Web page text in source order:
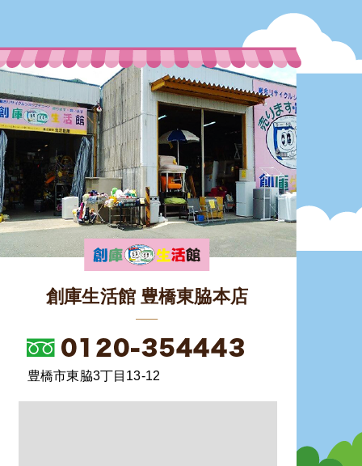
創庫生活館 豊橋東脇本店
豊橋市東脇3丁目13-12